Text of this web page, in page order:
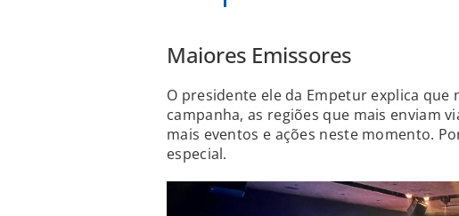
Maiores Emissores
O presidente ele da Empetur explica que
campanha, as regiões que mais enviam
mais eventos e ações neste momento.
especial.